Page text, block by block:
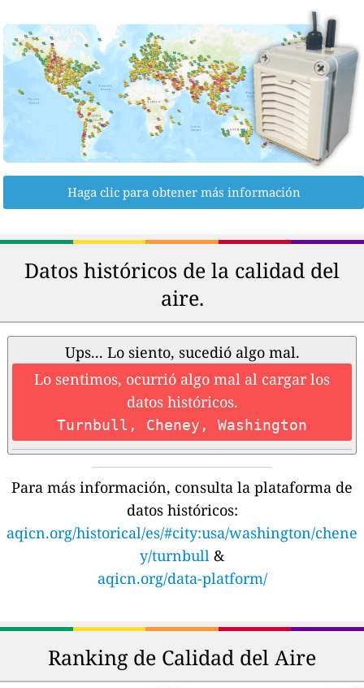
Haga clic para obtener más información
Datos históricos de la calidad del
aire.
Ups... Lo siento, sucedió algo mal.
Lo sentimos, ocurrió algo mal al cargar los
datos históricos.
Turnbull, Cheney, Washington
Para más información, consulta la plataforma de
datos históricos:
aqicn.org/historical/es/#city:usa/washington/chene
y/turnbull &
aqicn.org/data-platform/
Ranking de Calidad del Aire